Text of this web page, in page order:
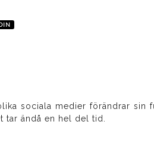
sociala medier förändrar
tar ändå en hel del tid.